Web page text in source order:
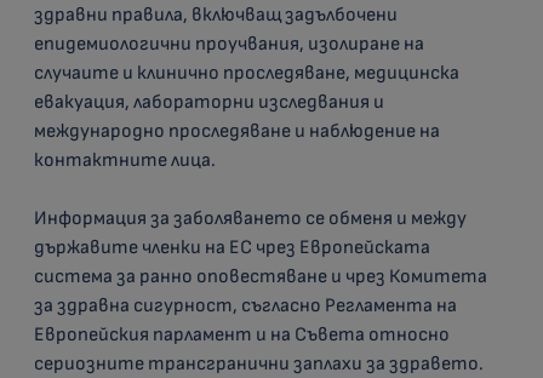
здравни правила, включващ задълбочени
епидемиологични проучвания, изолиране на
случаите и клинично проследяване, медицинска
евакуация, лабораторни изследвания и
международно проследяване и наблюдение на
контактните лица.
Информация за заболяването се обменя и между
държавите членки на ЕС чрез Европейската
система за ранно оповестяване и чрез Комитета
за здравна сигурност, съгласно Регламента на
Европейския парламент и на Съвета относно
сериозните трансгранични заплахи за здравето.